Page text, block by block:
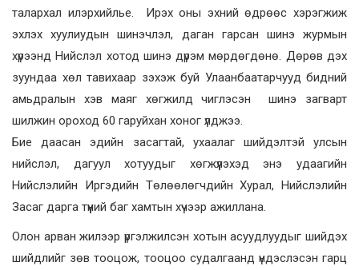
талархал илэрхийлье. Ирэх оны эхний өдрөөс хэрэгжиж
эхлэх хуулиудын шинэчлэл, даган гарсан шинэ журмын
хүрээнд Нийслэл хотод шинэ дүрэм мөрдөгдөнө. Дөрөв дэх
зуундаа хөл тавихаар зэхэж буй Улаанбаатарчууд бидний
амьдралын хэв маяг хөгжилд чиглэсэн шинэ загварт
шилжин ороход 60 гаруйхан хоног үлджээ.
Бие даасан эдийн засагтай, ухаалаг шийдэлтэй улсын
нийслэл, дагуул хотуудыг хөгжүүлэхэд энэ удаагийн
Нийслэлийн Иргэдийн Төлөөлөгчдийн Хурал, Нийслэлийн
Засаг дарга түүний баг хамтын хүчээр ажиллана.
Олон арван жилээр үргэлжилсэн хотын асуудлуудыг шийдэх
шийдлийг зөв тооцож, тооцоо судалгаанд үндэслэсэн гарц